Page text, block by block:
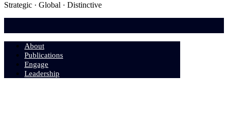
Strategic · Global · Distinctive
About
Publications
Engage
Leadership